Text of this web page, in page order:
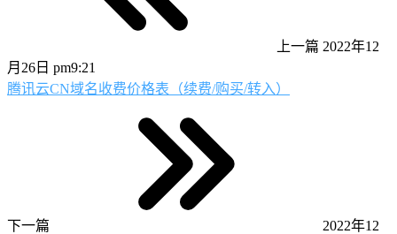
上一篇 2022年12
月26日 pm9:21
腾讯云CN域名收费价格表（续费/购买/转入）
下一篇
2022年12